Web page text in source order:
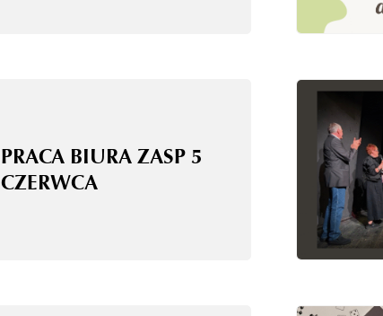
PRACA BIURA ZASP 5
CZERWCA